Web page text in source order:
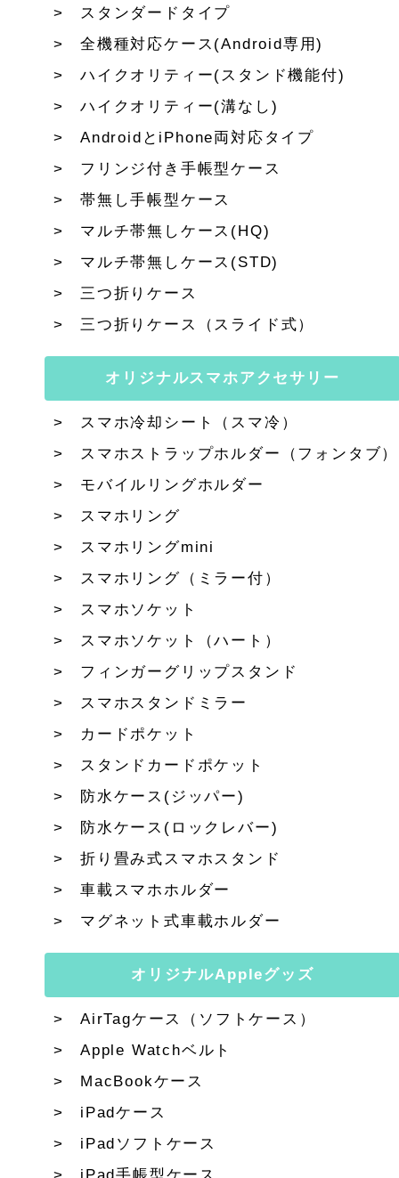
スタンダードタイプ
全機種対応ケース(Android専用)
ハイクオリティー(スタンド機能付)
ハイクオリティー(溝なし)
AndroidとiPhone両対応タイプ
フリンジ付き手帳型ケース
帯無し手帳型ケース
マルチ帯無しケース(HQ)
マルチ帯無しケース(STD)
三つ折りケース
三つ折りケース（スライド式）
オリジナルスマホアクセサリー
スマホ冷却シート（スマ冷）
スマホストラップホルダー（フォンタブ）
モバイルリングホルダー
スマホリング
スマホリングmini
スマホリング（ミラー付）
スマホソケット
スマホソケット（ハート）
フィンガーグリップスタンド
スマホスタンドミラー
カードポケット
スタンドカードポケット
防水ケース(ジッパー)
防水ケース(ロックレバー)
折り畳み式スマホスタンド
車載スマホホルダー
マグネット式車載ホルダー
オリジナルAppleグッズ
AirTagケース（ソフトケース）
Apple Watchベルト
MacBookケース
iPadケース
iPadソフトケース